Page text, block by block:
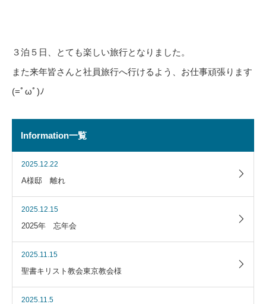
３泊５日、とても楽しい旅行となりました。
また来年皆さんと社員旅行へ行けるよう、お仕事頑張ります
(=ﾟωﾟ)ﾉ
Information一覧
2025.12.22
A様邸 離れ
2025.12.15
2025年 忘年会
2025.11.15
聖書キリスト教会東京教会様
2025.11.5